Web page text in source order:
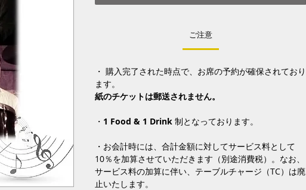
ご注意
・ 購入完了された時点で、お席の予約が確保されており
ます。
紙のチケットは郵送されません。
・ 1 Food & 1 Drink 制となっております。
・お会計時には、合計金額に対してサービス料として
10％を加算させていただきます（別途消費税）。なお、
サービス料の加算に伴い、テーブルチャージ（TC）は廃
止いたします。